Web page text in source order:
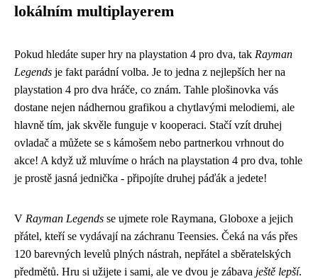
lokálním multiplayerem
Pokud hledáte superhry na playstation 4 pro dva, tak Rayman
Legends je fakt parádní volba. Je to jedna z nejlepších her na
playstation 4 pro dva hráče, co znám. Tahle plošinovka vás
dostane nejen nádhernou grafikou a chytlavými melodiemi, ale
hlavně tím, jak skvěle funguje v kooperaci. Stačí vzít druhej
ovladač a můžete se s kámošem nebo partnerkou vrhnout do
akce! A když už mluvíme o hrách na playstation 4 pro dva, tohle
je prostě jasná jednička - připojíte druhej páďák a jedete!
V Rayman Legends se ujmete role Raymana, Globoxe a jejich
přátel, kteří se vydávají na záchranu Teensies. Čeká na vás přes
120 barevných levelů plných nástrah, nepřátel a sběratelských
předmětů. Hru si užijete i sami, ale ve dvou je zábava ještě lepší.